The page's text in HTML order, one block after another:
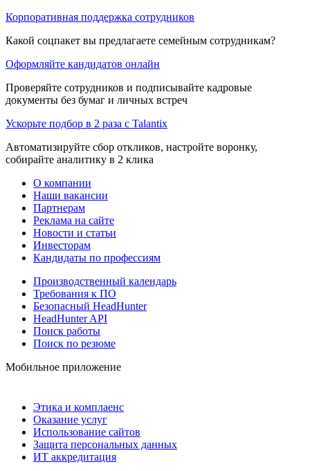
Корпоративная поддержка сотрудников
Какой соцпакет вы предлагаете семейным сотрудникам?
Оформляйте кандидатов онлайн
Проверяйте сотрудников и подписывайте кадровые
документы без бумаг и личных встреч
Ускорьте подбор в 2 раза с Talantix
Автоматизируйте сбор откликов, настройте воронку,
собирайте аналитику в 2 клика
О компании
Наши вакансии
Партнерам
Реклама на сайте
Новости и статьи
Инвесторам
Кандидаты по профессиям
Производственный календарь
Требования к ПО
Безопасный HeadHunter
HeadHunter API
Поиск работы
Поиск по резюме
Мобильное приложение
Этика и комплаенс
Оказание услуг
Использование сайтов
Защита персональных данных
ИТ аккредитация